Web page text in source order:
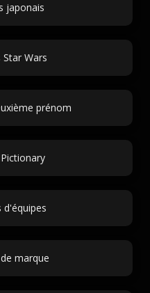
japonais
Wars
prénom
d'équipes
marque